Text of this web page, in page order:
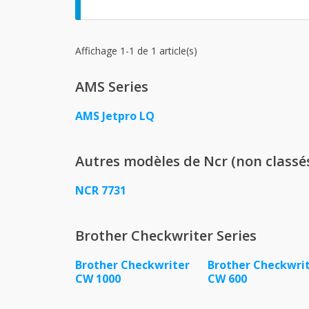
Affichage 1-1 de 1 article(s)
AMS Series
AMS Jetpro LQ
Autres modèles de Ncr (non
NCR 7731
Brother Checkwriter Series
Brother Checkwriter
CW 1000
Brother
CW 600